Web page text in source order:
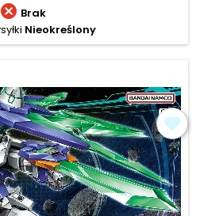
 Brak
Nieokreślony